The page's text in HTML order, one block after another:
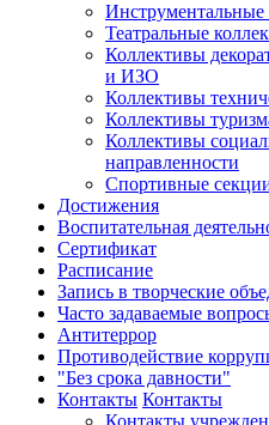
Инструментальные
Театральные
Коллективы
и ИЗО
Коллективы
Коллективы
Коллективы
направленности
Спортивные
Достижения
Воспитательная
Cертификат
Расписание
Запись в творческие
Часто задаваемые
Антитеррор
Противодействие
"Без срока давности"
Контакты Контакты
Контакты